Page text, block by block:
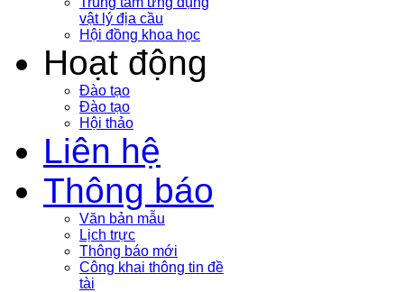
vật lý địa cầu
Hội đồng khoa học
Hoạt động
Đào tạo
Đào tạo
Hội thảo
Liên hệ
Thông báo
Văn bản mẫu
Lịch trực
Thông báo mới
Công khai thông tin đề
tài